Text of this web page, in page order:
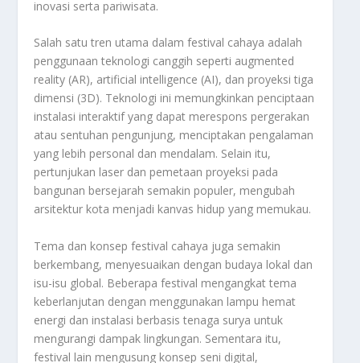
inovasi serta pariwisata.
Salah satu tren utama dalam festival cahaya adalah
penggunaan teknologi canggih seperti augmented
reality (AR), artificial intelligence (AI), dan proyeksi tiga
dimensi (3D). Teknologi ini memungkinkan penciptaan
instalasi interaktif yang dapat merespons pergerakan
atau sentuhan pengunjung, menciptakan pengalaman
yang lebih personal dan mendalam. Selain itu,
pertunjukan laser dan pemetaan proyeksi pada
bangunan bersejarah semakin populer, mengubah
arsitektur kota menjadi kanvas hidup yang memukau.
Tema dan konsep festival cahaya juga semakin
berkembang, menyesuaikan dengan budaya lokal dan
isu-isu global. Beberapa festival mengangkat tema
keberlanjutan dengan menggunakan lampu hemat
energi dan instalasi berbasis tenaga surya untuk
mengurangi dampak lingkungan. Sementara itu,
festival lain mengusung konsep seni digital,